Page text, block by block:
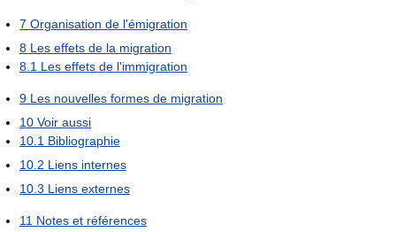
7 Organisation de l'émigration
8 Les effets de la migration
8.1 Les effets de l'immigration
9 Les nouvelles formes de migration
10 Voir aussi
10.1 Bibliographie
10.2 Liens internes
10.3 Liens externes
11 Notes et références